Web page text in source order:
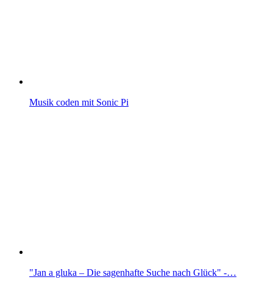
Musik coden mit Sonic Pi
"Jan a gluka – Die sagenhafte Suche nach Glück" -…